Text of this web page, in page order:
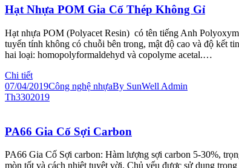
Hạt Nhựa POM Gia Cố Thép Không Gỉ
Hạt nhựa POM (Polyacet Resin) có tên tiếng Anh
tuyến tính không có chuỗi bên trong, mật độ cao và độ kết
hai loại: homopolyformaldehyd và copolyme acetal.…
Chi tiết
07/04/2019Công nghệ nhựaBy SunWell Admin
Th3302019
PA66 Gia Cố Sợi Carbon
PA66 Gia Cố Sợi carbon: Hàm lượng sợi carbon 5-30%,
mòn tốt và cách nhiệt tuyệt vời. Chủ yếu được sử dụng